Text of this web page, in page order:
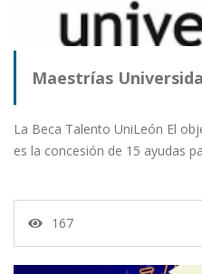
Maestrías
La Beca Talento UniLeón El
es la concesión de 15 ayudas
167